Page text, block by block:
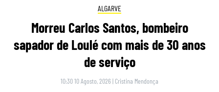
ALGARVE
Morreu Carlos Santos, bombeiro
sapador de Loulé com mais de 30 anos
de serviço
10:30 10 Agosto, 2026 | Cristina Mendonça